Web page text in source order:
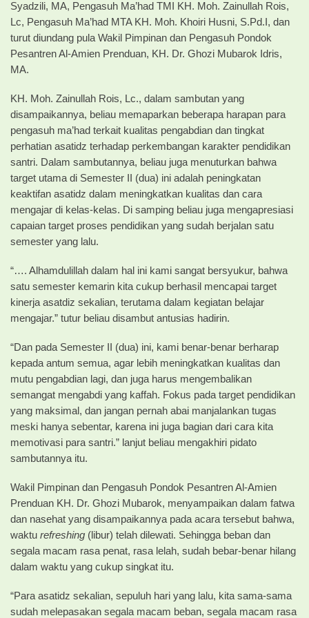
Syadzili, MA, Pengasuh Ma’had TMI KH. Moh. Zainullah Rois,
Lc, Pengasuh Ma’had MTA KH. Moh. Khoiri Husni, S.Pd.I, dan
turut diundang pula Wakil Pimpinan dan Pengasuh Pondok
Pesantren Al-Amien Prenduan, KH. Dr. Ghozi Mubarok Idris,
MA.
KH. Moh. Zainullah Rois, Lc., dalam sambutan yang
disampaikannya, beliau memaparkan beberapa harapan para
pengasuh ma’had terkait kualitas pengabdian dan tingkat
perhatian asatidz terhadap perkembangan karakter pendidikan
santri. Dalam sambutannya, beliau juga menuturkan bahwa
target utama di Semester II (dua) ini adalah peningkatan
keaktifan asatidz dalam meningkatkan kualitas dan cara
mengajar di kelas-kelas. Di samping beliau juga mengapresiasi
capaian target proses pendidikan yang sudah berjalan satu
semester yang lalu.
“…. Alhamdulillah dalam hal ini kami sangat bersyukur, bahwa
satu semester kemarin kita cukup berhasil mencapai target
kinerja asatdiz sekalian, terutama dalam kegiatan belajar
mengajar.” tutur beliau disambut antusias hadirin.
“Dan pada Semester II (dua) ini, kami benar-benar berharap
kepada antum semua, agar lebih meningkatkan kualitas dan
mutu pengabdian lagi, dan juga harus mengembalikan
semangat mengabdi yang kaffah. Fokus pada target pendidikan
yang maksimal, dan jangan pernah abai manjalankan tugas
meski hanya sebentar, karena ini juga bagian dari cara kita
memotivasi para santri.” lanjut beliau mengakhiri pidato
sambutannya itu.
Wakil Pimpinan dan Pengasuh Pondok Pesantren Al-Amien
Prenduan KH. Dr. Ghozi Mubarok, menyampaikan dalam fatwa
dan nasehat yang disampaikannya pada acara tersebut bahwa,
waktu refreshing (libur) telah dilewati. Sehingga beban dan
segala macam rasa penat, rasa lelah, sudah bebar-benar hilang
dalam waktu yang cukup singkat itu.
“Para asatidz sekalian, sepuluh hari yang lalu, kita sama-sama
sudah melepasakan segala macam beban, segala macam rasa